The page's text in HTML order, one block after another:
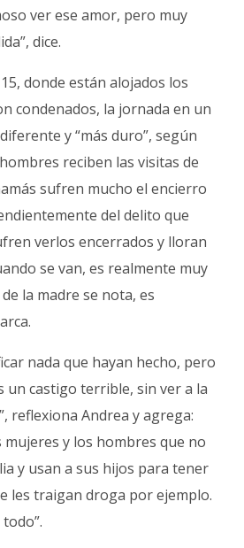
ver ese amor, pero muy
dice.
donde están alojados los
condenados, la jornada en un
y “más duro”, según
reciben las visitas de
sufren mucho el encierro
del delito que
verlos encerrados y lloran
se van, es realmente muy
la madre se nota, es
nada que hayan hecho, pero
un castigo terrible, sin ver a la
reflexiona Andrea y agrega:
mujeres y los hombres que no
y usan a sus hijos para tener
les traigan droga por ejemplo.